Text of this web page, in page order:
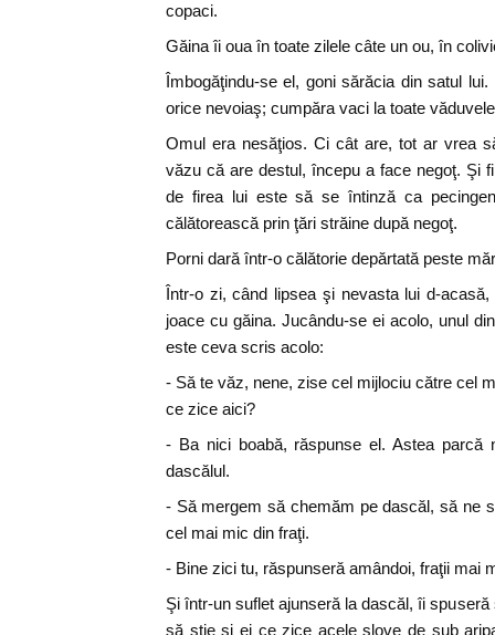
copaci.
Găina îi oua în toate zilele câte un ou, în
Îmbogăţindu-se el, goni sărăcia din satul
orice nevoiaş; cumpăra vaci la toate
Omul era nesăţios. Ci cât are, tot ar vrea
văzu că are destul, începu a face negoţ. Şi
de firea lui este să se întinză ca
călătorească prin ţări străine după negoţ.
Porni dară într-o călătorie depărtată peste
Într-o zi, când lipsea şi nevasta lui d-
joace cu găina. Jucându-se ei acolo, unul
este ceva scris acolo:
- Să te văz, nene, zise cel mijlociu către cel
ce zice aici?
- Ba nici boabă, răspunse el. Astea parcă
dascălul.
- Să mergem să chemăm pe dascăl, să ne
cel mai mic din fraţi.
- Bine zici tu, răspunseră amândoi, fraţii mai
Şi într-un suflet ajunseră la dascăl, îi
să ştie şi ei ce zice acele slove de sub